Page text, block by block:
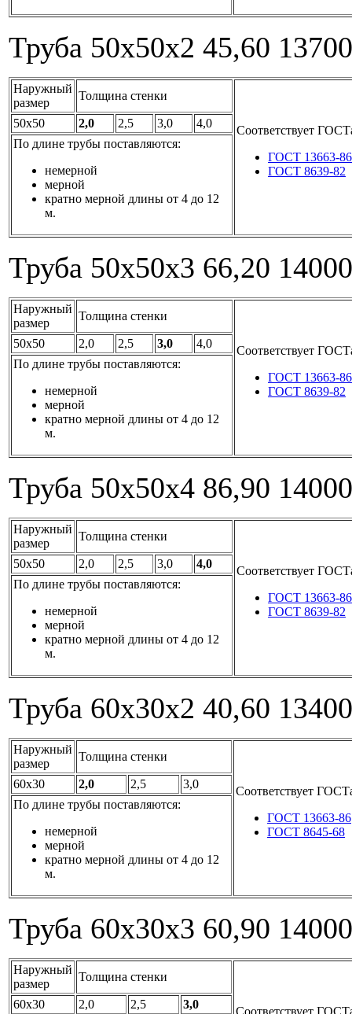
Труба 50x50x2 45,60 13700
Наружный
размер
Толщина стенки
Соответствует
ГОСТ 13663-86
ГОСТ 8639-82
50x50 2,0 2,5 3,0
4,0
По длине трубы поставляются:
немерной
мерной
кратно мерной длины от 4 до 12
м.
Труба 50x50x3 66,20 14000
Наружный
размер
Толщина стенки
Соответствует
ГОСТ 13663-86
ГОСТ 8639-82
50x50 2,0 2,5 3,0
4,0
По длине трубы поставляются:
немерной
мерной
кратно мерной длины от 4 до 12
м.
Труба 50x50x4 86,90 14000
Наружный
размер
Толщина стенки
Соответствует
ГОСТ 13663-86
ГОСТ 8639-82
50x50 2,0 2,5 3,0
4,0
По длине трубы поставляются:
немерной
мерной
кратно мерной длины от 4 до 12
м.
Труба 60x30x2 40,60 13400
Наружный
размер
Толщина стенки
Соответствует
ГОСТ 13663-86
ГОСТ 8645-68
60x30 2,0 2,5
3,0
По длине трубы поставляются:
немерной
мерной
кратно мерной длины от 4 до 12
м.
Труба 60x30x3 60,90 14000
Наружный
размер
Толщина стенки
Соответствует
60x30 2,0 2,5 3,0